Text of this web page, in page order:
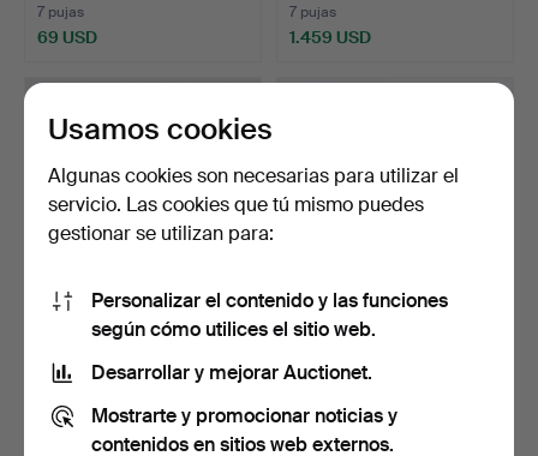
7 pujas
69 USD
7 pujas
1.459 USD
LAS PALABRAS DEL
ÁGUILA ROJA CLASE
III/ROT…
Subastado 16 oct 2025
8 pujas
1.063 USD
MEDALLA AL MÉRITO,
ORO DE 23 QUILATES,
8 pujas
1.219 USD
Usamos cookies
Algunas cookies son necesarias para utilizar el
servicio. Las cookies que tú mismo puedes
gestionar se utilizan para:
Personalizar el contenido y las funciones
según cómo utilices el sitio web.
Desarrollar y mejorar Auctionet.
Mostrarte y promocionar noticias y
contenidos en sitios web externos.